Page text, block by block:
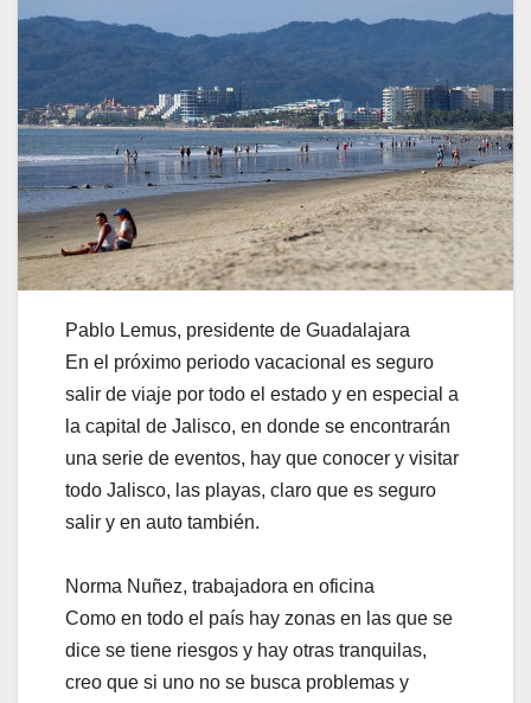
Pablo Lemus, presidente de Guadalajara
En el próximo periodo vacacional es seguro
salir de viaje por todo el estado y en especial a
la capital de Jalisco, en donde se encontrarán
una serie de eventos, hay que conocer y visitar
todo Jalisco, las playas, claro que es seguro
salir y en auto también.
Norma Nuñez, trabajadora en oficina
Como en todo el país hay zonas en las que se
dice se tiene riesgos y hay otras tranquilas,
creo que si uno no se busca problemas y